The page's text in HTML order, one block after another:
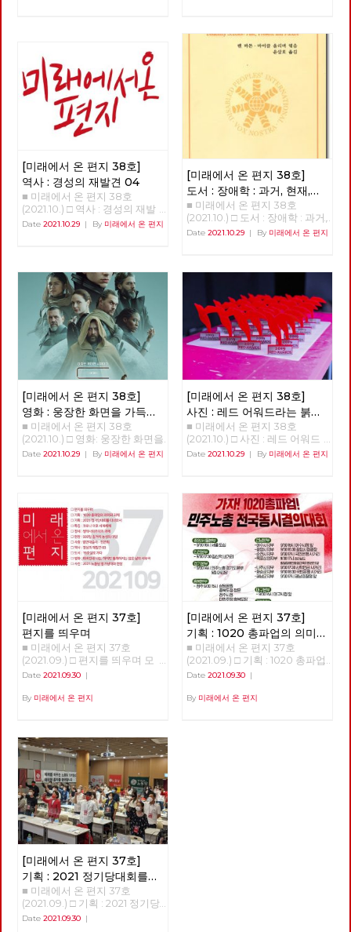
동자 한분이 민주노총 춘천지부
사무실로 당시 지부장이었던 나
를 찾아왔다. 버스의 노동 환경
을 바꾸고 싶다는 거였다. 그러
기 위해서는 지금의 어용노조가
아닌 민주노조로 조직을 변경하
고 싶다는 거였고 우리는 힘을
버스회사의 파산 57년의 춘천시
의 독점 자본이고 토호 세력인
시내버스 경영진은 부패와 방만
경영, 공무원들에 도덕적 헤이로
파산하게 되었고 노동자들은 아
스팔트 투쟁을 할 수밖에 없었
놓을 수 없다는 판단으로 지방선
거 시장 후보들에게 완전 공영제
를 요구했고 지방 자치 선거가
이루어진 이후 최초로 민주당으
로 정권이 교체되었다. 더불어
민주당 소속 이재수 씨가 “교통
천국 춘천시”를 만들겠다며 시
장에 당선되었다. 그러나 폭망
한 시내버스 해결 방법은 우리와
너무 달랐다. 검증도 되지 않은
179만원의 자본금을 가진 춘천
녹색시민협동조합에 73억 짜리
회사를 던져주고 경영 능력과 자
본금도 없는 협동조합을 위해
43억의 차고지를 매입하여 저리
녹색 협동조합은 나머지 자본금
30억도 대출과 사채로 충당하
다 1년도 운영 못하고 경영 포기
선언을 하였다. 지금은 또다시
완전 자본 잠식이 되어 오늘 망
해도 할 말 없는 회사로 만들어
놨다. 나는 단언한다. 시내버스
화적으로 디자인해야 한다. 이를
위해서는 수익을 목적으로 하는
민간 자본으로는 이룰 수 없고,
춘천시가 직접 운영하는 완전 공
영제가 필요하다. 우리는 이를
위하여 지난 4년을 줄기차게 싸
워왔다. 이젠 그 결실을 보려 한
결과 공영제 찬성 57%, 준공영
제 23%, 민영제 18%로 공영제
찬성이 압도적으로 높았다. 그리
고 지난 9월 3일 시민주권위원
회는 춘천시내버스 운영 방식을
완전 공영제로 운영할 것을 이재
수 춘천시장에게 권고하였다.
노동당 춘천당협이 선두에서 서
서 “춘천시내버스 문제해결과
완전 공영제를 위한 시민대책위
원회”를 20개의 단체로 구성하
고 일관성을 가지고 노력한 결과
이다. 그럼에도 춘천시는 아직
공영제의 로드맵을 밝히고 있지
않다. 대책위는 10월 25일 성명
루, 단 한 시간이라도 제가 일했
던 일터로 돌아가는 것이 명예
다. 다시 나와야 하는 현실이지
만. 지금은 오로지 남은 세 사람,
세 동지의 복직이 나에게는 가장
큰 숙제다.” - 안보영, 정상천 편
[미래에서 온 편지 38호]
역사 : 경성의 재발견 04
■ 미래에서 온 편지 38호
(2021.10.) □ 역사 : 경성의 재발
견 04 >>>>>>>>> 업로드 준비
Date 2021.10.29 | By 미래에서 온 편지
[미래에서 온 편지 38호]
도서 : 장애학 : 과거, 현재,
미래(1)
■ 미래에서 온 편지 38호
(2021.10.) □ 도서 : 장애학 : 과거,
현재, 미래 장애 해방의 화두, '장
체성을 중심으로 한 자각과 계급
적 해방에 있지 않고, 철저하게
사회사업의 “대상”중의 하나로
인식되면서 시작되었다. “요람
에서 무덤까지”라는 구호가 생
긴 2차 세계대전 후의 영국이 마
치 복지(welfare)가, 고아를 비
롯한 유가족, 전상자들, 그리고
전쟁피폐로 인한 가난까지 해결
할 요결처럼 확산되었듯이, 6.25
전쟁이 만들어 낸 문제의 해결
을, 대전이후 많은 나라들이 시
도했던 “사회사업”이라는 체계
를 이용했던 것이다. 그래서 우
던 것이며, 이 시기의 한국사회
에는 “복지”라는 개념조차 존재
하지 않았다. 한편 우리 사회의
민중들이 군사정권과 이를 토대
로 발전한 재벌에게 계급적 자각
없이 기본권의 행사마저 빼앗기
면서 암흑의 시기를 보내고 있을
때, 유럽에서는 좌파 정당이나
정치조직에 의해 사회복지를 넘
의 하나가 될 수 있음을 공유하
고, 국가제도에 반영하고 시행하
였으며, 마침내 장애 대중 앞에
는 계급적 자각을 근간으로 한
”장애학“이 등장하게 된다. 이것
을 한군데로 모은 것이 마이클
올리버(Michael Oliver)와 렌
Date 2021.10.29| By 미래에서 온 편지
[미래에서 온 편지 38호]
영화 : 웅장한 화면을 가득
채우는 감정의 체험, 듄
■ 미래에서 온 편지 38호
(2021.10.) □ 영화: 웅장한 화면을
가득 채우는 감정의 체험, 듄 웅
제 샤담 4세의 명령으로 우주에
서 가장 중요한 재료인 스파이스
의 생산지인 아라키스 행성을 관
리하라는 명령을 받는다. 레토는
아들 폴과 첩인 레이디 제시카와
함께 아라키스 행성으로 이주하
지만, 이전 관리자인 하코넨 가
제가 명령한 수확량을 채울 수
없음을 알게 된다. 이 명령은 사
실 귀족들로부터 신망이 두터운
아트레이데스 가문을 견제하고
자 하는 황제의 음모였다. 황제
는 하코넨 가문과 비밀 협약을
난의 상태에 빠진 아트레이데스
함께 겨우 빠져나온 폴은 생존과
가문의 복수를 위해 아라키스의
원주민인 프레맨들을 찾아 황량
한 사막을 가로지르게 된다. 한
공상과학 소설 잡지에 연재되다
가 1965년 정식 출판된 공상과
학 소설 <듄>은 “<반지의 제왕>
외에는 견줄 작품이 없는 독창적
인 작품” (아서 C. 클라크), “비판
작품” (칼 세이건) 등 비평적 찬
사를 한 몸에 받은 프랭크 허버
트의 공상과학 소설이다. 높은
비평적 평가는 물론, 2천만 부 이
상이 팔린 세계에서 가장 많이
Date 2021.10.29 | By 미래에서 온 편지
[미래에서 온 편지 38호]
사진 : 레드 어워드라는 붉은
선물
■ 미래에서 온 편지 38호
(2021.10.) □ 사진 : 레드 어워드
라는 붉은 선물 안보영 편집위원
Date 2021.10.29| By 미래에서 온 편지
[미래에서 온 편지 37호]
편지를 띄우며
■ 미래에서 온 편지 37호
(2021.09.) □ 편지를 띄우며 모
두가 어디인가를 향해 열심히 달
나 속도는 제 각각이지만, 심지
니다. 어쩌면 어디로 가야하는지
모르기 때문에, 오히려 더 열심
히 달리는 것인지 모릅니다. 주
위를 둘러보면 모두가 달리고 있
고, 여하간 뒤처지면 안 된다 싶
거든요. 서서히 윤곽을 드러내고
있는 대선경주는 일견 달라 보입
니다. 적어도 당선과 집권이라는
목표가 분명해 보입니다. 하지만
이미 목적을 알 수 없는 경쟁에
지칠 대로 지쳐 있는 많은 이들
에게, 지금의 대선경주는 무의미
합니다. 결과가 드러날수록, 우
리 대부분의 삶은 나아질 것 없
이 오히려 더 나빠질 것이 분명
해질 뿐입니다. 이 의미 없는 모
Date 2021.09.30 |
By 미래에서 온 편지
[미래에서 온 편지 37호]
기획 : 1020 총파업의 의미와
과제
■ 미래에서 온 편지 37호
(2021.09.) □ 기획 : 1020 총파업
의 의미와 과제 1020총파업 자
탄이 되길... 박희은 민주노총 부
Date 2021.09.30|
By 미래에서 온 편지
[미래에서 온 편지 37호]
기획 : 2021 정기당대회를
다녀와서
■ 미래에서 온 편지 37호
(2021.09.) □ 기획 : 2021 정기당
대회를 다녀와서 고미경 광주시
Date 2021.09.30 |